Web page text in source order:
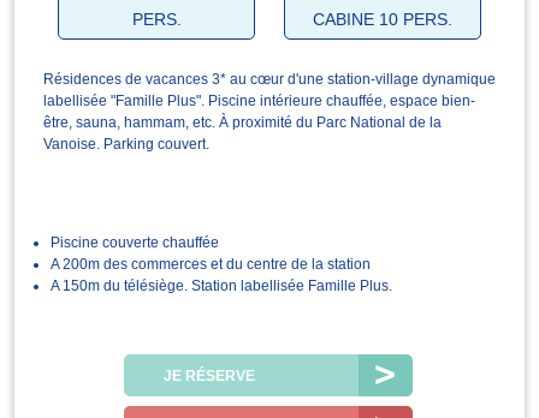
PERS.
CABINE 10 PERS.
Résidences de vacances 3* au cœur d'une station-village dynamique
labellisée "Famille Plus". Piscine intérieure chauffée, espace bien-
être, sauna, hammam, etc. À proximité du Parc National de la
Vanoise. Parking couvert.
Piscine couverte chauffée
A 200m des commerces et du centre de la station
A 150m du télésiège. Station labellisée Famille Plus.
JE RÉSERVE